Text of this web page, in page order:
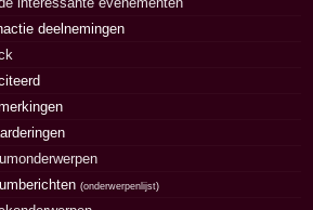
deelnemingen
(onderwerpenlijst)